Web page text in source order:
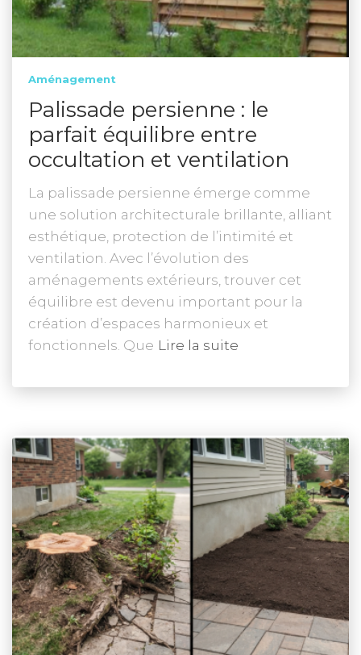
Aménagement
Palissade persienne : le
parfait équilibre entre
occultation et ventilation
La palissade persienne émerge comme
une solution architecturale brillante, alliant
esthétique, protection de l’intimité et
ventilation. Avec l’évolution des
aménagements extérieurs, trouver cet
équilibre est devenu important pour la
création d’espaces harmonieux et
fonctionnels. Que Lire la suite